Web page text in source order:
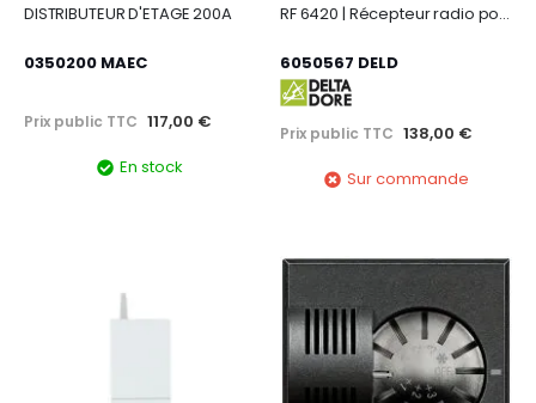
DISTRIBUTEUR D'ETAGE 200A
0350200 MAEC
Prix public TTC 117,00 €
En stock
RF 6420 | Récepteur radio pour chaudière ou PAC non réversible
6050567 DELD
Prix public TTC 138,00 €
Sur commande